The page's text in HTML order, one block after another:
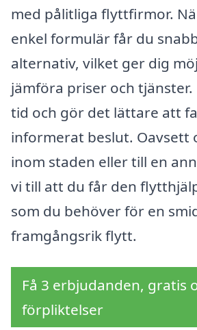
med pålitliga flyttfirmor.
enkel formulär får du
alternativ, vilket ger dig
jämföra priser och
tid och gör det lättare att
informerat beslut. Oavsett
inom staden eller till en
vi till att du får den
som du behöver för en
framgångsrik flytt.
Få 3 erbjudanden, gratis
förpliktelser